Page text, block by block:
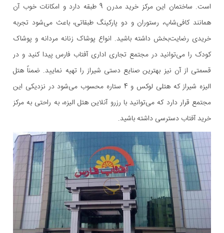
است. ساختمان این مرکز خرید مدرن 9 طبقه دارد و امکانات خوب آن
همانند کافی‌شاپ، رستوران و دو پارکینگ طبقاتی، باعث می‌شود تجربه
خریدی رضایت‌بخش داشته باشید. انواع پوشاک زنانه مردانه و پوشاک
کودک را می‌توانید در مجتمع تجاری اداری آفتاب فارس پیدا کنید و در
قسمتی از آن نیز بهترین صنایع دستی شیراز را تهیه نمایید. ضمناً هتل
الیزه شیراز که هتلی لوکس و 4 ستاره محسوب می‌شود در نزدیکی این
مجتمع قرار دارد که می‌توانید با رزرو آنلاین هتل الیزه، به راحتی به مرکز
خرید آفتاب دسترسی داشته باشید.